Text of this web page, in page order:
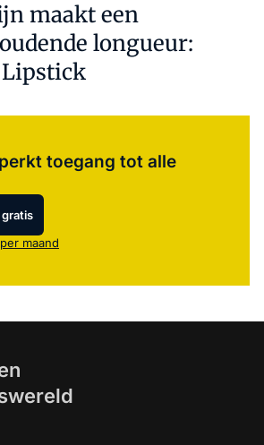
maakt een
longueur:
toegang tot alle
gratis
maand